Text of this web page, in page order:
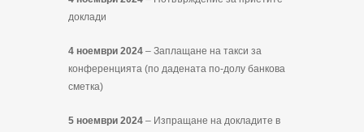
доклади
4 ноември 2024 – Заплащане на такси за
конференцията (по дадената по-долу банкова
сметка)
5 ноември 2024 – Изпращане на докладите в